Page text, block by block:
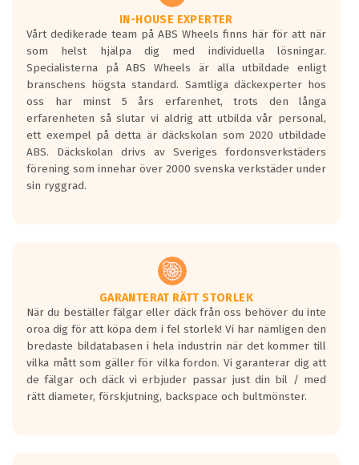
Våtgrepp egenskaper:
Betygsskalan är satt A till F. Där A påvisar
den kortaste bromssträckan och F är den
längsta.
Inga D eller G betyg delas ut för
personbilar och lätta lastbilar.
Betyget sätts efter ett test där däcken
skall bromsa in på en väg där det ligger
0.5-1.5 mm vatten.
I 80km/h kommer skillnaden på
Vid körning i över 50km/h brukar
rullmotståndets ljud överträffa
motorljudet.
På däckmärkningen kommer det finnas
en symbol av ett däck med vågar. Hög
bullernivå markeras med svarta vågor
medans de vita vågorna påvisar om det är
ett tyst däck.
IN-HOUSE EXPERTER
Vårt dedikerade team på ABS Wheels finns här för att när
som helst hjälpa dig med individuella lösningar.
Specialisterna på ABS Wheels är alla utbildade enligt
branschens högsta standard. Samtliga däckexperter hos
oss har minst 5 års erfarenhet, trots den långa
erfarenheten så slutar vi aldrig att utbilda vår personal,
ett exempel på detta är däckskolan som 2020 utbildade
ABS. Däckskolan drivs av Sveriges fordonsverkstäders
förening som innehar över 2000 svenska verkstäder under
sin ryggrad.
GARANTERAT RÄTT STORLEK
När du beställer fälgar eller däck från oss behöver du inte
oroa dig för att köpa dem i fel storlek! Vi har nämligen den
bredaste bildatabasen i hela industrin när det kommer till
vilka mått som gäller för vilka fordon. Vi garanterar dig att
de fälgar och däck vi erbjuder passar just din bil / med
rätt diameter, förskjutning, backspace och bultmönster.